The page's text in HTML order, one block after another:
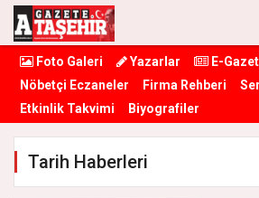
Foto Galeri Yazarlar E-
Nöbetçi Eczaneler
Firma Rehberi
Etkinlik Takvimi
Biyografiler
Tarih Haberleri